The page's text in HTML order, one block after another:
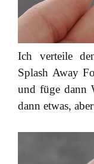
Ich verteile
Splash Away
und füge dann
dann etwas,